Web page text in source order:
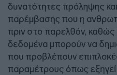
δυνατότητες πρόληψης
παρέμβασης που η
πριν στο παρελθόν,
δεδομένα μπορούν να
που προβλέπουν
παραμέτρους όπως